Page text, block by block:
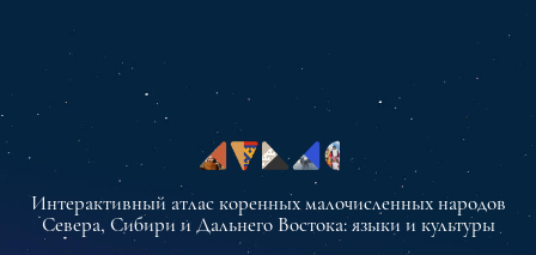
Интерактивный атлас коренных малочисленных народов
Севера, Сибири и Дальнего Востока: языки и культуры